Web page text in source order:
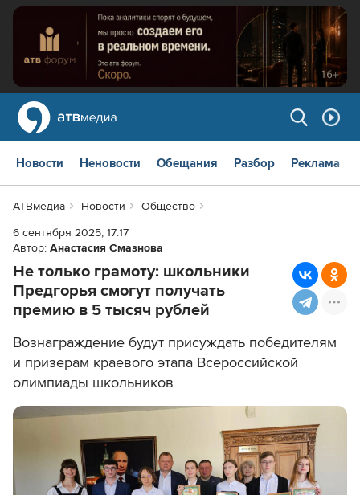
Новости Неновости Обещания Разбор Реклама
АТВмедиа Новости
Общество
6 сентября 2025, 17:17
Автор: Анастасия Смазнова
Не только грамоту: школьники
Предгорья смогут получать
премию в 5 тысяч рублей
Вознаграждение будут присуждать победителям
и призерам краевого этапа Всероссийской
олимпиады школьников